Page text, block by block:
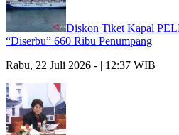
Diskon Tiket Kapal
“Diserbu” 660 Ribu Penumpang
Rabu, 22 Juli 2026 - | 12:37 WIB